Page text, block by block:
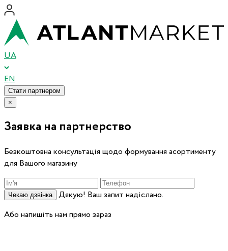
UA
EN
Стати партнером
×
Заявка на партнерство
Безкоштовна консультація щодо формування асортименту
для Вашого магазину
Чекаю дзвінка
Дякую! Ваш запит надіслано.
Або напишіть нам прямо зараз